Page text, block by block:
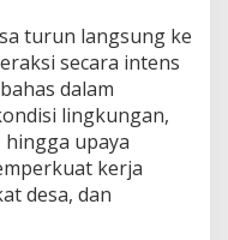
turun langsung ke
secara intens
dalam
lingkungan,
upaya
kerja
desa, dan